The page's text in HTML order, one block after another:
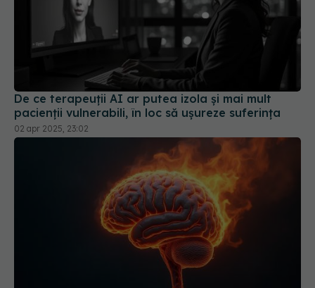
De ce terapeuții AI ar putea izola și mai mult
pacienții vulnerabili, în loc să ușureze suferința
02 apr 2025, 23:02